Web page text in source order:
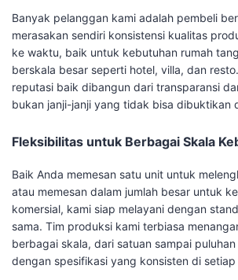
Banyak pelanggan kami adalah pembeli
merasakan sendiri konsistensi kualitas
ke waktu, baik untuk kebutuhan rumah
berskala besar seperti hotel, villa, dan
reputasi baik dibangun dari transparansi
bukan janji-janji yang tidak bisa dibuktikan
Fleksibilitas untuk Berbagai Skala
Baik Anda memesan satu unit untuk
atau memesan dalam jumlah besar untuk
komersial, kami siap melayani dengan
sama. Tim produksi kami terbiasa
berbagai skala, dari satuan sampai
dengan spesifikasi yang konsisten di setiap